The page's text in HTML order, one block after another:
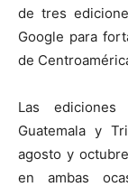
de tres
Google para
de
Las ediciones
Guatemala y
agosto y
en ambas